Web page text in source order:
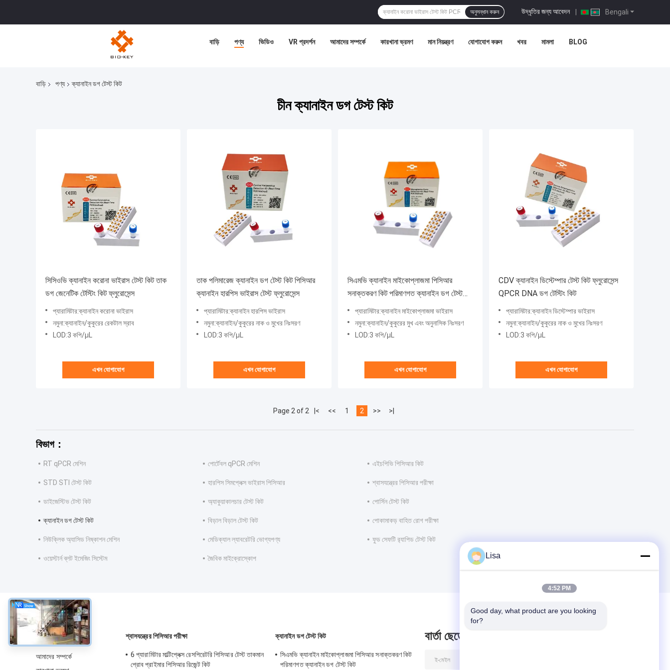
Bengali
উদ্ধৃতির জন্য আবেদন |
অনুসন্ধান করুন
বাড়ি পণ্য ভিডিও VR প্রদর্শন আমাদের সম্পর্কে কারখানা ভ্রমণ মান নিয়ন্ত্রণ যোগাযোগ করুন খবর মামলা BLOG
বাড়ি পণ্য ক্যানাইন ডগ টেস্ট কিট
চীন ক্যানাইন ডগ টেস্ট কিট
সিসিওভি ক্যানাইন করোনা ভাইরাস টেস্ট কিট তাক
ডগ জেনেটিক টেস্টিং কিট ফ্লুরোসেন্স
প্যারামিটার:ক্যানাইন করোনা ভাইরাস
নমুনা:ক্যানাইন/কুকুরের রেকটাল স্রাব
LOD:3 কপি/μL
এখন যোগাযোগ
তাক পলিমারেজ ক্যানাইন ডগ টেস্ট কিট পিসিআর
ক্যানাইন হারপিস ভাইরাস টেস্ট ফ্লুরোসেন্স
প্যারামিটার:ক্যানাইন হারপিস ভাইরাস
নমুনা:ক্যানাইন/কুকুরের নাক ও মুখের নিঃসরণ
LOD:3 কপি/μL
এখন যোগাযোগ
সিএমভি ক্যানাইন মাইকোপ্লাজমা পিসিআর
সনাক্তকরণ কিট পরিমাণগত ক্যানাইন ডগ টেস্ট
প্যারামিটার:ক্যানাইন মাইকোপ্লাজমা ভাইরাস
নমুনা:ক্যানাইন/কুকুরের মুখ এবং অনুনাসিক নিঃসরণ
LOD:3 কপি/μL
এখন যোগাযোগ
CDV ক্যানাইন ডিস্টেম্পার টেস্ট কিট ফ্লুরোসেন্স
QPCR DNA ডগ টেস্টিং কিট
প্যারামিটার:ক্যানাইন ডিস্টেম্পার ভাইরাস
নমুনা:ক্যানাইন/কুকুরের নাক ও মুখের নিঃসরণ
LOD:3 কপি/μL
এখন যোগাযোগ
Page 2 of 2 |< << 1 2 >> >|
বিভাগ：
RT qPCR মেশিন পোর্টেবল qPCR মেশিন এইচপিভি পিসিআর কিট
STD STI টেস্ট কিট হারপিস সিমপ্লেক্স ভাইরাস পিসিআর শ্বাসযন্ত্রের পিসিআর পরীক্ষা
ডাইজেস্টিভ টেস্ট কিট অ্যাকুয়াকালচার টেস্ট কিট পোর্সিন টেস্ট কিট
ক্যানাইন ডগ টেস্ট কিট বিড়াল বিড়াল টেস্ট কিট পোকামাকড় বাহিত রোগ পরীক্ষা
নিউক্লিক অ্যাসিড নিষ্কাশন মেশিন মেডিক্যাল ল্যাবরেটরি ভোগ্যপণ্য ফুড সেফটি র‍্যাপিড টেস্ট কিট
ওয়েস্টার্ন ব্লট ইমেজিং সিস্টেম জৈবিক মাইক্রোস্কোপ
সম্বন্ধে
আমাদের সম্পর্কে
শ্বাসযন্ত্রের পিসিআর পরীক্ষা
6 প্যারামিটার মাল্টিপ্লেক্স রেসপিরেটরি পিসিআর টেস্ট তাকমান
প্রোব প্রাইমার পিসিআর রিজেন্ট কিট
ক্যানাইন ডগ টেস্ট কিট
সিএমভি ক্যানাইন মাইকোপ্লাজমা পিসিআর সনাক্তকরণ কিট
পরিমাণগত ক্যানাইন ডগ টেস্ট কিট
বার্তা ছেড়ে
Lisa
4:52 PM
Good day, what product are you looking
for?